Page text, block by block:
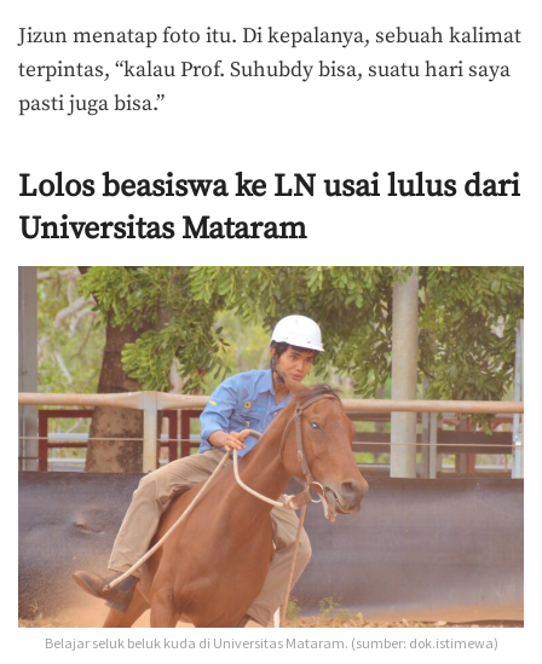
Jizun menatap foto itu. Di kepalanya, sebuah kalimat
terpintas, “kalau Prof. Suhubdy bisa, suatu hari saya
pasti juga bisa.”
Lolos beasiswa ke LN usai lulus dari
Universitas Mataram
Belajar seluk beluk kuda di Universitas Mataram. (sumber: dok.istimewa)